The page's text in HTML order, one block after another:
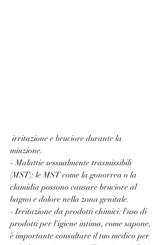
minzione.
- Malattie sessualmente trasmissibili
(MST): le MST come la gonorrea o la
clamidia possono causare bruciore al
bagno e dolore nella zona genitale.
- Irritazione da prodotti chimici: l'uso di
prodotti per l'igiene intima, come sapone,
è importante consultare il tuo medico per